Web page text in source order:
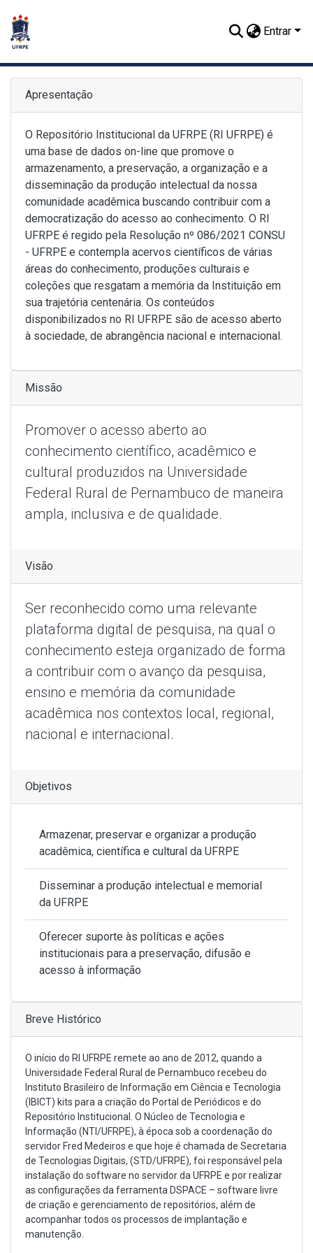
Entrar
Apresentação
O Repositório Institucional da UFRPE (RI UFRPE) é
uma base de dados on-line que promove o
armazenamento, a preservação, a organização e a
disseminação da produção intelectual da nossa
comunidade acadêmica buscando contribuir com a
democratização do acesso ao conhecimento. O RI
UFRPE é regido pela Resolução nº 086/2021 CONSU
- UFRPE e contempla acervos científicos de várias
áreas do conhecimento, produções culturais e
coleções que resgatam a memória da Instituição em
sua trajetória centenária. Os conteúdos
disponibilizados no RI UFRPE são de acesso aberto
à sociedade, de abrangência nacional e internacional.
Missão
Promover o acesso aberto ao
conhecimento científico, acadêmico e
cultural produzidos na Universidade
Federal Rural de Pernambuco de maneira
ampla, inclusiva e de qualidade.
Visão
Ser reconhecido como uma relevante
plataforma digital de pesquisa, na qual o
conhecimento esteja organizado de forma
a contribuir com o avanço da pesquisa,
ensino e memória da comunidade
acadêmica nos contextos local, regional,
nacional e internacional.
Objetivos
Armazenar, preservar e organizar a produção
acadêmica, científica e cultural da UFRPE
Disseminar a produção intelectual e memorial
da UFRPE
Oferecer suporte às políticas e ações
institucionais para a preservação, difusão e
acesso à informação
Breve Histórico
O início do RI UFRPE remete ao ano de 2012, quando a
Universidade Federal Rural de Pernambuco recebeu do
Instituto Brasileiro de Informação em Ciência e Tecnologia
(IBICT) kits para a criação do Portal de Periódicos e do
Repositório Institucional. O Núcleo de Tecnologia e
Informação (NTI/UFRPE), à época sob a coordenação do
servidor Fred Medeiros e que hoje é chamada de Secretaria
de Tecnologias Digitais, (STD/UFRPE), foi responsável pela
instalação do software no servidor da UFRPE e por realizar
as configurações da ferramenta DSPACE – software livre
de criação e gerenciamento de repositórios, além de
acompanhar todos os processos de implantação e
manutenção.